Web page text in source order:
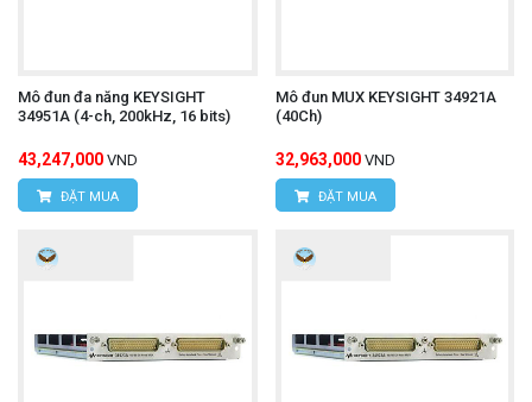
Email:
vantien2307@gmail.com
Website:www.hungnguyentech.vn
HÙNG NGUYÊN TECH - TP HỒ CHÍ MINH
D7/6B Đường Dương Đình Cúc, Xã Tân
Minh
Mô đun đa năng KEYSIGHT
34951A (4-ch, 200kHz, 16 bits)
43,247,000 VND
ĐẶT MUA
Mô đun MUX KEYSIGHT 34921A
(40Ch)
32,963,000 VND
ĐẶT MUA